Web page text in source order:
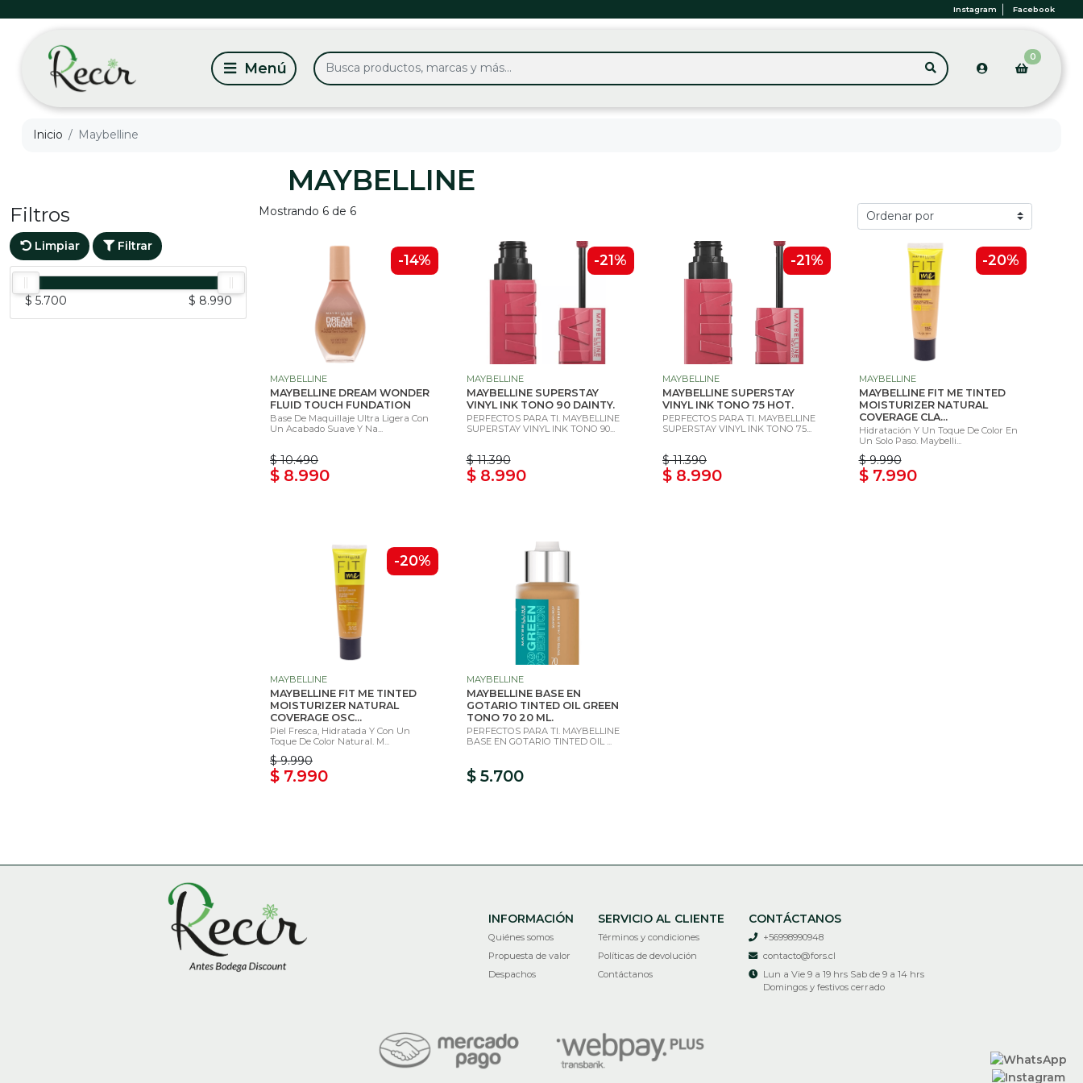
Instagram Facebook
0
Inicio Maybelline
MAYBELLINE
Filtros
Limpiar Filtrar
$ 5.700 $ 8.990
Mostrando 6 de 6
-14%
MAYBELLINE
MAYBELLINE DREAM WONDER
FLUID TOUCH FUNDATION
Base De Maquillaje Ultra Ligera Con
Un Acabado Suave Y Na...
$ 10.490
$ 8.990
-21%
MAYBELLINE
MAYBELLINE SUPERSTAY
VINYL INK TONO 90 DAINTY.
PERFECTOS PARA TI. MAYBELLINE
SUPERSTAY VINYL INK TONO 90...
$ 11.390
$ 8.990
-21%
MAYBELLINE
MAYBELLINE SUPERSTAY
VINYL INK TONO 75 HOT.
PERFECTOS PARA TI. MAYBELLINE
SUPERSTAY VINYL INK TONO 75...
$ 11.390
$ 8.990
-20%
MAYBELLINE
MAYBELLINE FIT ME TINTED
MOISTURIZER NATURAL
COVERAGE CLA...
Hidratación Y Un Toque De Color En
Un Solo Paso. Maybelli...
$ 9.990
$ 7.990
-20%
MAYBELLINE
MAYBELLINE FIT ME TINTED
MOISTURIZER NATURAL
COVERAGE OSC...
Piel Fresca, Hidratada Y Con Un
Toque De Color Natural. M...
$ 9.990
$ 7.990
MAYBELLINE
MAYBELLINE BASE EN
GOTARIO TINTED OIL GREEN
TONO 70 20 ML.
PERFECTOS PARA TI. MAYBELLINE
BASE EN GOTARIO TINTED OIL ...
$ 5.700
INFORMACIÓN
Quiénes somos
Propuesta de valor
Despachos
SERVICIO AL CLIENTE
Términos y condiciones
Políticas de devolución
Contáctanos
CONTÁCTANOS
+56998990948
contacto@fors.cl
Lun a Vie 9 a 19 hrs Sab de 9 a 14 hrs
Domingos y festivos cerrado